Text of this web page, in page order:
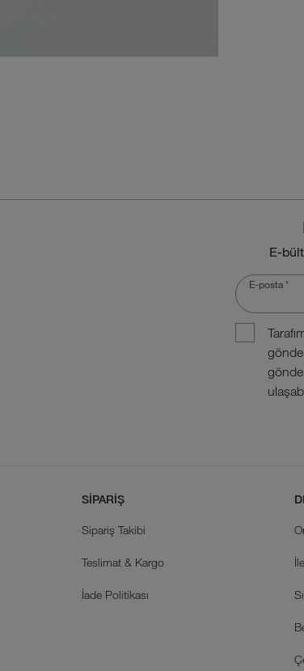
E-
E-posta *
SİPARİŞ
Sipariş Takibi
Teslimat & Kargo
İade Politikası